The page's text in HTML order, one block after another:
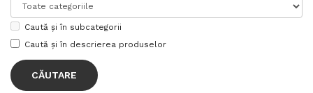
Caută și în subcategorii
Caută și în descrierea produselor